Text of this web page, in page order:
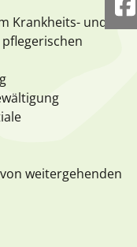
Krankheits- und
weitergehenden